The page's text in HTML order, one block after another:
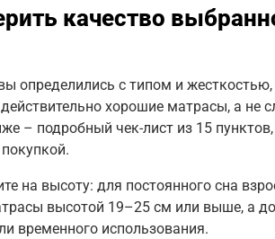
качество
определились с типом и
хорошие матрасы, а не
– подробный чек-лист из 15
на высоту: для постоянного сна
высотой 19–25 см или выше, а
временного использования.